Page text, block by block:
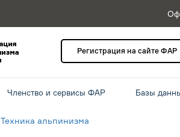
Регистрация на сайте ФАР
Членство и сервисы ФАР Базы
Техника альпинизма